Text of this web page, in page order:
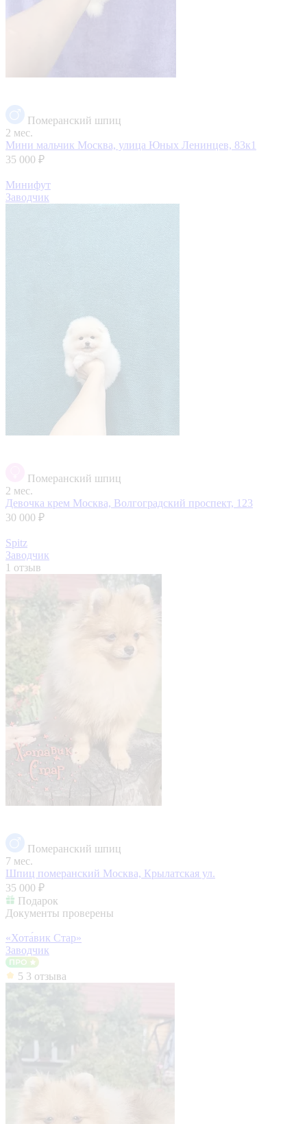
Померанский шпиц
2 мес.
Мини мальчик Москва, улица Юных Ленинцев, 83к1
35 000 ₽
Минифут
Заводчик
Померанский шпиц
2 мес.
Девочка крем Москва, Волгоградский проспект, 123
30 000 ₽
Spitz
Заводчик
1 отзыв
Померанский шпиц
7 мес.
Шпиц померанский Москва, Крылатская ул.
35 000 ₽
Подарок
Документы проверены
«Хота́вик Стар»
Заводчик
5 3 отзыва